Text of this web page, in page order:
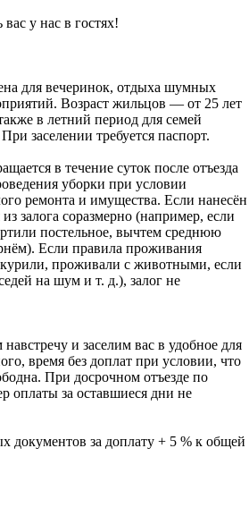
у нас в гостях!
для вечеринок, отдыха шумных
Возраст жильцов — от 25 лет
в летний период для семей
заселении требуется паспорт.
в течение суток после отъезда
уборки при условии
ремонта и имущества. Если нанесён
залога соразмерно (например, если
постельное, вычтем среднюю
Если правила проживания
проживали с животными, если
на шум и т. д.), залог не
и заселим вас в удобное для
время без доплат при условии, что
При досрочном отъезде по
оплаты за оставшиеся дни не
документов за доплату + 5 % к общей